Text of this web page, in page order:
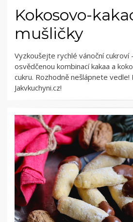
Kokosovo-
mušličky
Vyzkoušejte rychlé vánoční cukroví
osvědčenou kombinací kakaa a
cukru. Rozhodně nešlápnete vedle!
Jakvkuchyni.cz!